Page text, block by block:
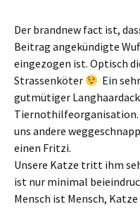
Der brandnew fact ist,
Beitrag angekündigte
eingezogen ist. Optisch
Strassenköter
Ein
gutmütiger
Tiernothilfeorganisation.
uns andere
einen Fritzi.
Unsere Katze tritt ihm
ist nur minimal
Mensch ist Mensch,